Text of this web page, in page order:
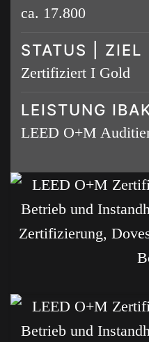
ca. 17.800
STATUS | ZIEL
Zertifiziert I Gold
LEISTUNG
LEED O+M